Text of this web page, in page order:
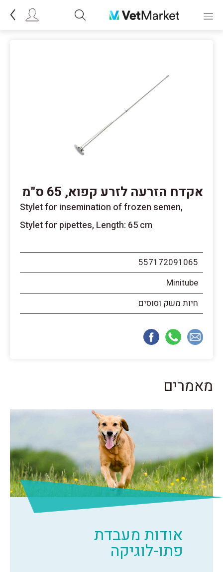
אקדח הזרעה לזרע קפוא, 65 ס"מ
Stylet for insemination of frozen semen,
Stylet for pipettes, Length: 65 cm
557172091065
Minitube
חיות משק וסוסים
מאמרים
אודות מעבדת
פתו-לוגיקה